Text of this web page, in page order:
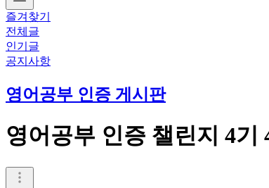
즐겨찾기
전체글
인기글
공지사항
영어공부 인증 게시판
영어공부 인증 챌린지 4기